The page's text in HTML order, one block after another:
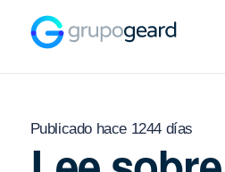
Publicado hace 1244 días